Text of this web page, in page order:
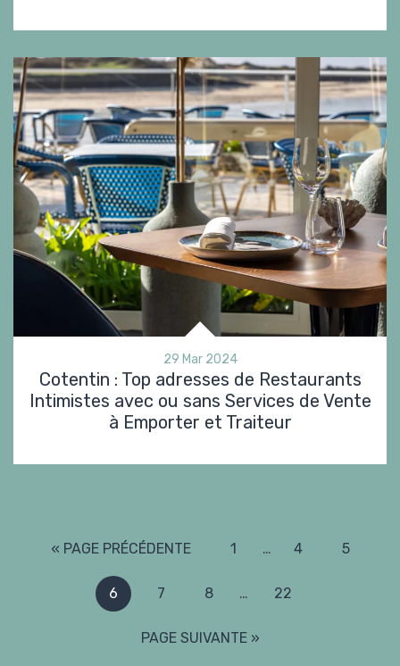
29 Mar 2024
Cotentin : Top adresses de Restaurants
Intimistes avec ou sans Services de Vente
à Emporter et Traiteur
« PAGE PRÉCÉDENTE 1 … 4 5
6 7 8 … 22
PAGE SUIVANTE »